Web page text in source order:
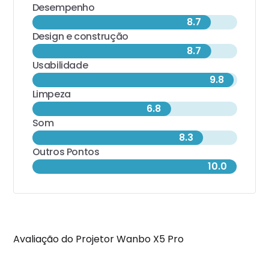
Desempenho
8.7
Design e construção
8.7
Usabilidade
9.8
Limpeza
6.8
Som
8.3
Outros Pontos
10.0
Avaliação do Projetor Wanbo X5 Pro